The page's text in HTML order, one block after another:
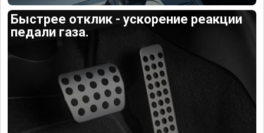
Быстрее отклик - ускорение реакции
педали газа.